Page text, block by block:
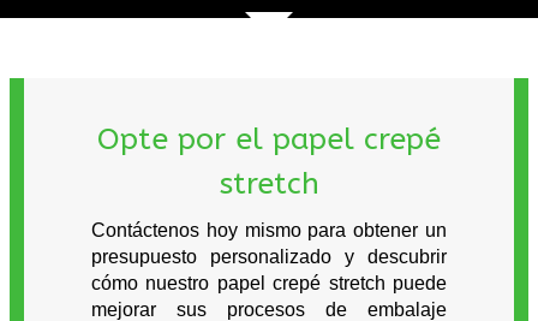
Opte por el papel crepé
stretch
Contáctenos hoy mismo para obtener un
presupuesto personalizado y descubrir
cómo nuestro papel crepé stretch puede
mejorar sus procesos de embalaje